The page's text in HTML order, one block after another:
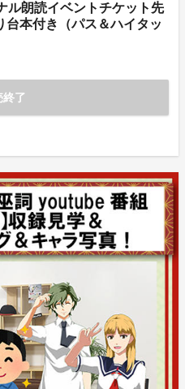
朗読イベントチケット先
本付き（パス＆ハイタッ
終了